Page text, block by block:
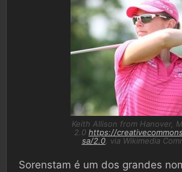
Keith Allison from Hanover,
2.0 https://
sa/2.0, via Wikimedia
Sorenstam é um dos grandes